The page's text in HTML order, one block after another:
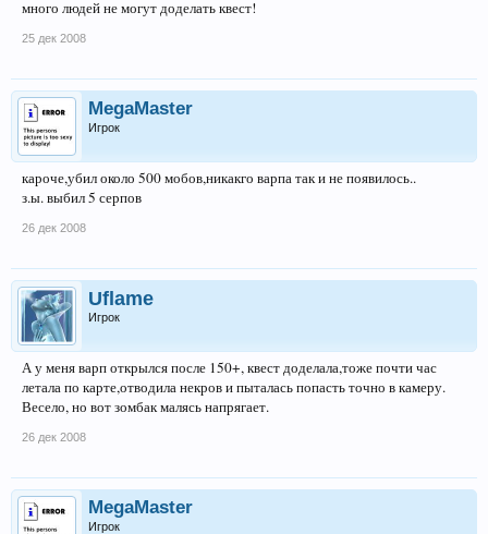
много людей не могут доделать квест!
25 дек 2008
MegaMaster
Игрок
кароче,убил около 500 мобов,никакго варпа так и не появилось..
з.ы. выбил 5 серпов
26 дек 2008
Uflame
Игрок
А у меня варп открылся после 150+, квест доделала,тоже почти час
летала по карте,отводила некров и пыталась попасть точно в камеру.
Весело, но вот зомбак малясь напрягает.
26 дек 2008
MegaMaster
Игрок